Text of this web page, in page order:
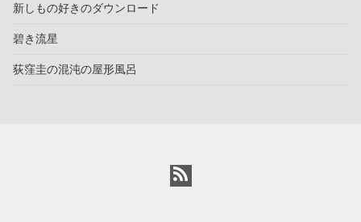
新しもの好きのダウンロード
碧き流星
荻窪圭の混沌の屋形風呂